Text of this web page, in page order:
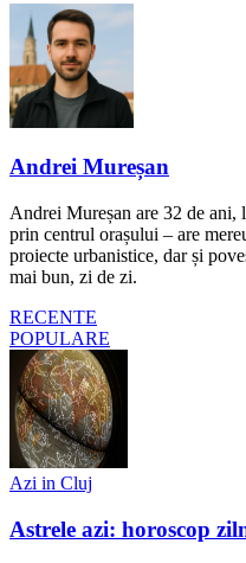
Andrei Mureșan
Andrei Mureșan are 32 de
prin centrul orașului – are
proiecte urbanistice, dar și
mai bun, zi de zi.
RECENTE
POPULARE
Azi in Cluj
Astrele azi: horoscop